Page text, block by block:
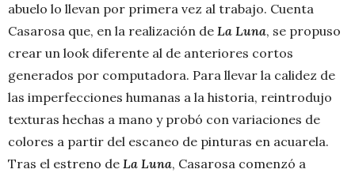
abuelo lo llevan por primera vez al trabajo. Cuenta
Casarosa que, en la realización de La Luna, se propuso
crear un look diferente al de anteriores cortos
generados por computadora. Para llevar la calidez de
las imperfecciones humanas a la historia, reintrodujo
texturas hechas a mano y probó con variaciones de
colores a partir del escaneo de pinturas en acuarela.
Tras el estreno de La Luna, Casarosa comenzó a